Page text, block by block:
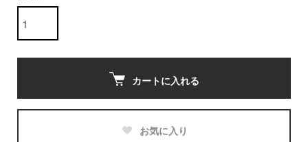
カートに入れる
お気に入り